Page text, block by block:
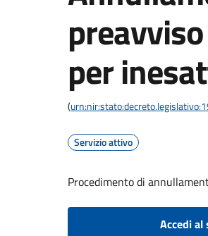
per
(
Servizio attivo
Procedimento di
Accedi al